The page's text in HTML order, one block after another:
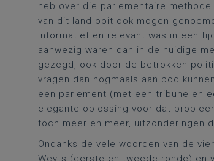
heb over die parlementaire
van dit land ooit ook mogen
informatief en relevant was in een
aanwezig waren dan in de huidige
gezegd, ook door de betrokken
vragen dan nogmaals aan bod
een parlement (met een tribune en
elegante oplossing voor dat
toch meer en meer, uitzonderingen
Ondanks de vele woorden van de
Weyts (eerste en tweede ronde) en